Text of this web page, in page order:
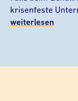
krisenfeste
weiterlesen